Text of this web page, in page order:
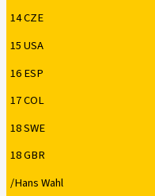
14 CZE
15 USA
16 ESP
17 COL
18 SWE
18 GBR
/Hans Wahl